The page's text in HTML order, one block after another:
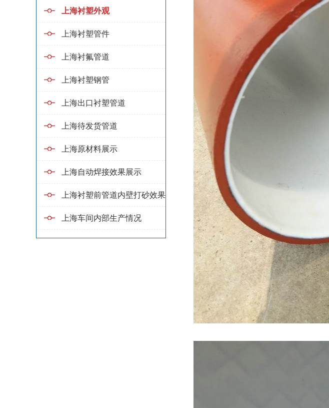
上海衬塑外观
上海衬塑管件
上海衬氟管道
上海衬塑钢管
上海出口衬塑管道
上海待发货管道
上海原材料展示
上海自动焊接效果展示
上海衬塑前管道内壁打砂效果
上海车间内部生产情况